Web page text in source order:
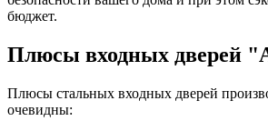
бюджет.
Плюсы входных дверей
Плюсы стальных входных дверей
очевидны: